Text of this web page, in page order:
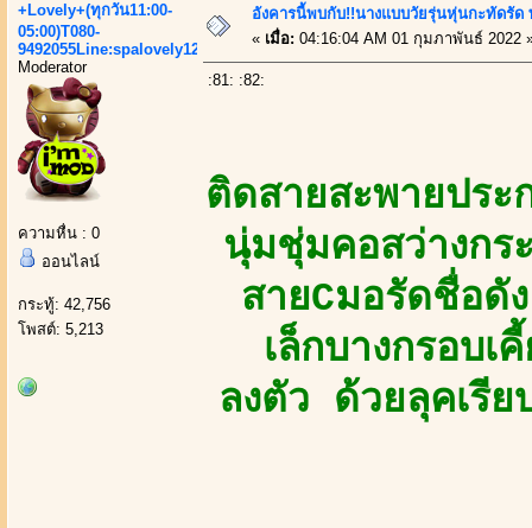
+Lovely+(ทุกวัน11:00-
05:00)T080-
9492055Line:spalovely123
Moderator
ความหื่น : 0
ออนไลน์
กระทู้: 42,756
โพสต์: 5,213
อังคารนี้พบกับ!!นางแบบวัยรุ่นหุ่นกะทัดรั
« เมื่อ: 04:16:04 AM 01 กุมภาพันธ์ 2022
:81: :82:
ติดสายสะพายปร
นุ่มชุ่มคอสว่างกร
สายCมอรัดชื่อดั
เล็กบางกรอบเ
ลงตัว ด้วยลุคเรี